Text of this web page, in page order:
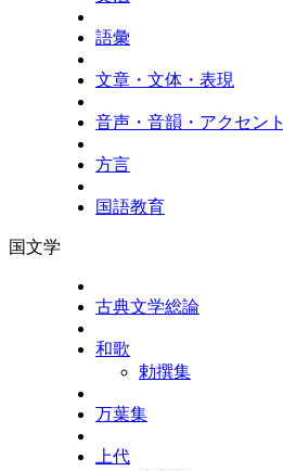
語彙
文章・文体・表現
音声・音韻・アクセント
方言
国語教育
国文学
古典文学総論
和歌
勅撰集
万葉集
上代